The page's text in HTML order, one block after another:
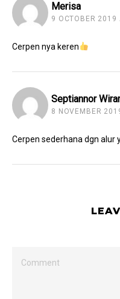
Merisa
9 OCTOBER 2019
Cerpen nya keren
Septiannor
8 NOVEMBER
Cerpen sederhana dgn alur